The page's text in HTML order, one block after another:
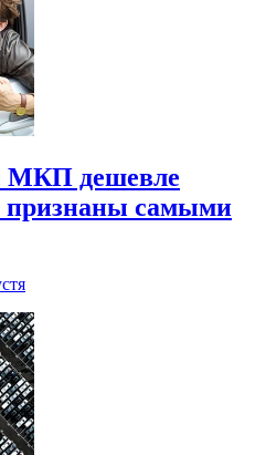
МКП дешевле
признаны самыми